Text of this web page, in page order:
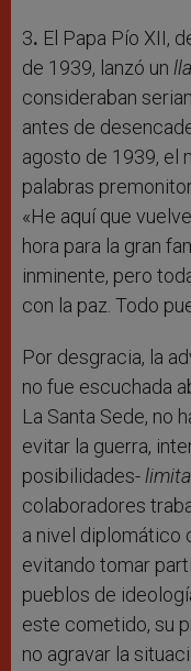
3. El Papa Pío XII,
de 1939, lanzó un
consideraban
antes de
agosto de 1939, el
palabras
«He aquí que
hora para la gran
inminente, pero
con la paz. Todo
Por desgracia, la
no fue escuchada
La Santa Sede, no
evitar la guerra,
posibilidades-
colaboradores
a nivel diplomático
evitando tomar
pueblos de
este cometido, su
no agravar la